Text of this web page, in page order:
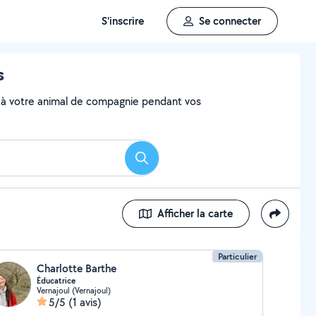
S'inscrire Se connecter
votre animal de compagnie pendant vos
Rechercher
Afficher la carte
Particulier
Charlotte Barthe
Éducatrice
Vernajoul (Vernajoul)
5/5 (1 avis)